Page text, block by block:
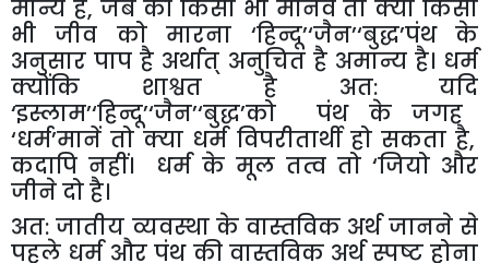
मान्य है, जब की किसी भी मानव तो क्या किसी
भी
जीव को मारना ‘हिन्दू’‘जैन’‘बुद्ध’पंथ
के
अनुसार पाप है अर्थात् अनुचित है अमान्य है। धर्म
क्योंकि
शाश्वत है अत: यदि
‘इस्लाम’‘हिन्दू’‘जैन’‘बुद्ध’को पंथ के
जगह
‘धर्म’मानें तो क्या धर्म विपरीतार्थी हो सकता है,
कदापि नहीं। धर्म के मूल तत्व तो ‘जियो और
जीनेदोहै।
अत:जातीय व्यवस्था के वास्तविक अर्थ जानने से
पहले धर्म और पंथ की वास्तविक अर्थ स्पष्ट होना